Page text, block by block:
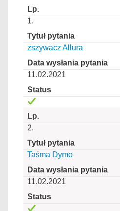
1.
zszywacz Allura
11.02.2021
2.
Taśma Dymo
11.02.2021